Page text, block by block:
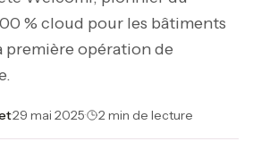
% cloud pour les bâtiments
première opération de
·29 mai 2025· 2 min de lecture